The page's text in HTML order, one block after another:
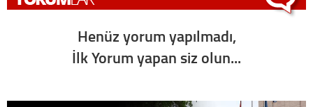
Henüz yorum yapılmadı,
İlk Yorum yapan siz olun...